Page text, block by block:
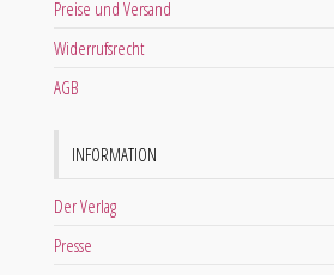
Preise und Versand
Widerrufsrecht
AGB
INFORMATION
Der Verlag
Presse